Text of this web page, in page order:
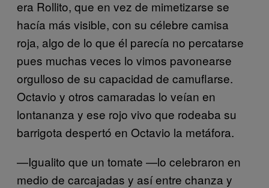
era Rollito, que en vez de mimetizarse se
hacía más visible, con su célebre camisa
roja, algo de lo que él parecía no percatarse
pues muchas veces lo vimos pavonearse
orgulloso de su capacidad de camuflarse.
Octavio y otros camaradas lo veían en
lontananza y ese rojo vivo que rodeaba su
barrigota despertó en Octavio la metáfora.
—Igualito que un tomate —lo celebraron en
medio de carcajadas y así entre chanza y